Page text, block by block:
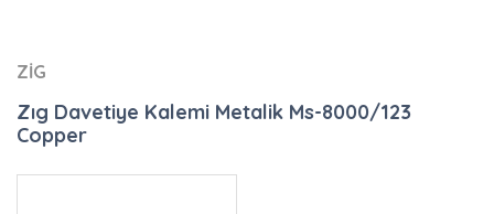
ZİG
Zıg Davetiye Kalemi Metalik Ms-8000/123
Copper